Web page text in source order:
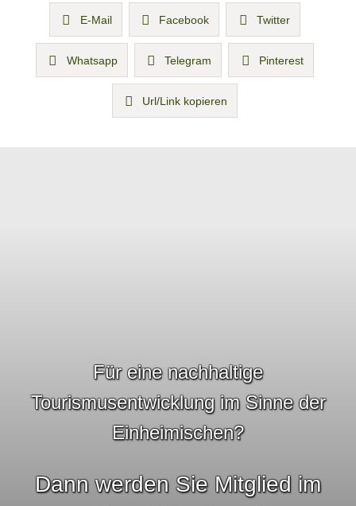
E-Mail Facebook Twitter
Whatsapp Telegram Pinterest
Url/Link kopieren
Für eine nachhaltige
Tourismusentwicklung im Sinne der
Einheimischen?
Dann werden Sie Mitglied im